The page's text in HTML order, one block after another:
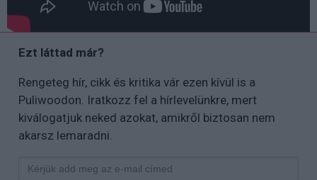
Ezt láttad már?
Rengeteg hír, cikk és kritika vár ezen kívül is a
Puliwoodon. Iratkozz fel a hírlevelünkre, mert
kiválogatjuk neked azokat, amikről biztosan nem
akarsz lemaradni.